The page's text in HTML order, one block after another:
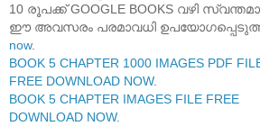
10 രൂപക്ക് GOOGLE BOOKS വഴി
ഈ അവസരം പരമാവധി
now.
BOOK 5 CHAPTER 1000 IMAGES PDF
FREE DOWNLOAD NOW.
BOOK 5 CHAPTER IMAGES FILE FREE
DOWNLOAD NOW.